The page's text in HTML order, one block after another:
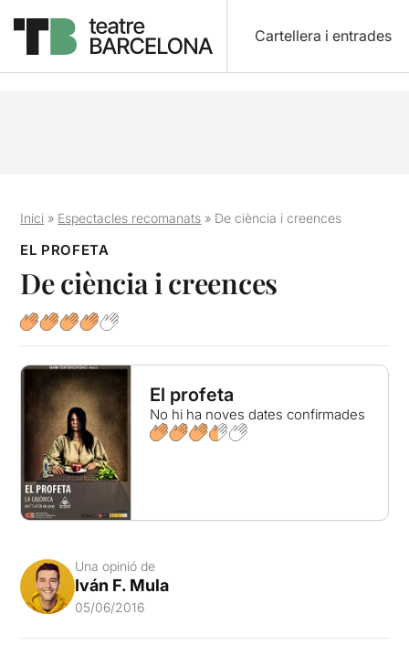
Cartellera i entrades
Inici » Espectacles recomanats » De ciència i creences
EL PROFETA
De ciència i creences
El profeta
No hi ha noves dates confirmades
Una opinió de
Iván F. Mula
05/06/2016